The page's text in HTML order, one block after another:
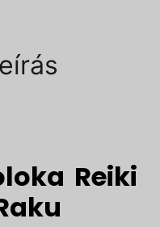
Reiki